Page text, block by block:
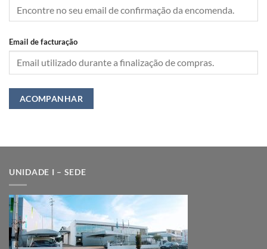
Email de facturação
ACOMPANHAR
UNIDADE I – SEDE